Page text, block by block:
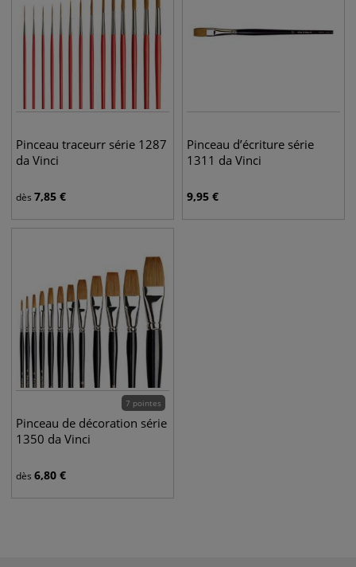
Pinceau traceurr série 1287
da Vinci
dès 7,85 €
Pinceau d’écriture série
1311 da Vinci
9,95 €
7 pointes
Pinceau de décoration série
1350 da Vinci
dès 6,80 €